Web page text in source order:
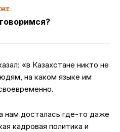
«в Казахстане никто не
на каком языке им
нам досталась где-то даже
кадровая политика и